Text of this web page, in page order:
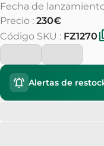
Fecha de
Precio : 230€
Código SKU : FZ1270
Alertas de